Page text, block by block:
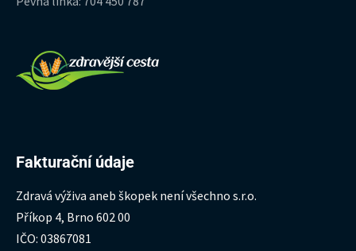
Fakturační údaje
Zdravá výživa aneb škopek není všechno s.r.o.
Příkop 4, Brno 602 00
IČO: 03867081